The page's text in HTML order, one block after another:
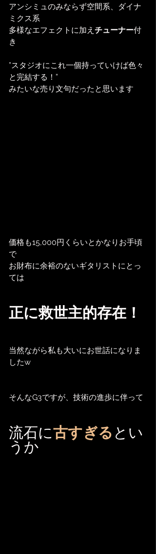
アンシミュのみならず空間系、ダイナ
ミクス系
多様なエフェクトに加え チューナー付
き
”スタジオにこれ一個持っていけば色々
と完結する！”
みたいな売り文句だったと思います
価格も15,000円くらいとかなりお手頃
で
お財布に余裕のないギタリストにとっ
ては
正に救世主的存在！
当然ながら私も大いにお世話になりま
したw
そんなG3ですが、技術の進歩に伴って
流石に古すぎる とい
うか